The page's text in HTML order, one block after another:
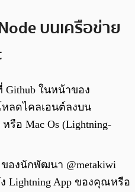
บนเครือข่าย
ในหน้าของ
หลดไคลเอนต์ลงบน
รือ Mac Os (Lightning-
องนักพัฒนา @metakiwi
Lightning App ของคุณหรือ